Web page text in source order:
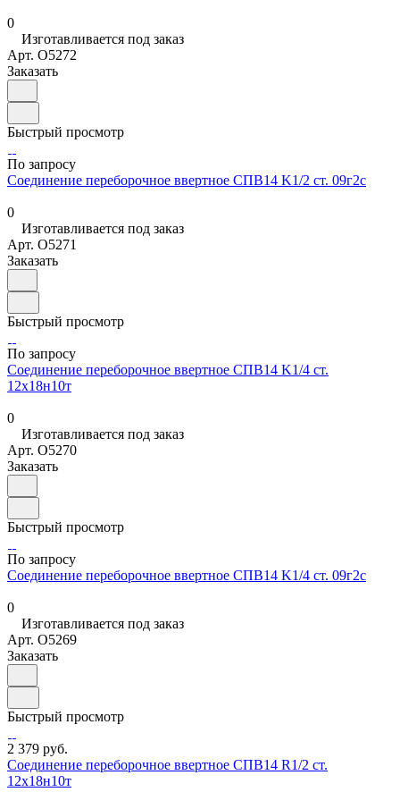
0
Изготавливается под заказ
Арт. O5272
Заказать
Быстрый просмотр
По запросу
Соединение переборочное ввертное СПВ14 K1/2 ст. 09г2с
0
Изготавливается под заказ
Арт. O5271
Заказать
Быстрый просмотр
По запросу
Соединение переборочное ввертное СПВ14 K1/4 ст.
12х18н10т
0
Изготавливается под заказ
Арт. O5270
Заказать
Быстрый просмотр
По запросу
Соединение переборочное ввертное СПВ14 K1/4 ст. 09г2с
0
Изготавливается под заказ
Арт. O5269
Заказать
Быстрый просмотр
2 379 руб.
Соединение переборочное ввертное СПВ14 R1/2 ст.
12х18н10т